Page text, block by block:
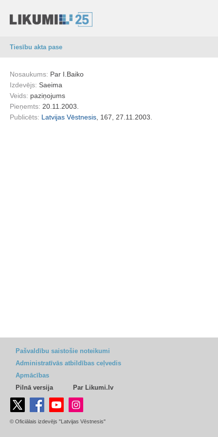
Tiesību akta pase
Nosaukums: Par I.Baiko
Izdevējs: Saeima
Veids: paziņojums
Pieņemts: 20.11.2003.
Publicēts: Latvijas Vēstnesis , 167, 27.11.2003.
Pašvaldību saistošie noteikumi
Administratīvās atbildības ceļvedis
Apmācības
Pilnā versija
Par Likumi.lv
© Oficiālais izdevējs "Latvijas Vēstnesis"